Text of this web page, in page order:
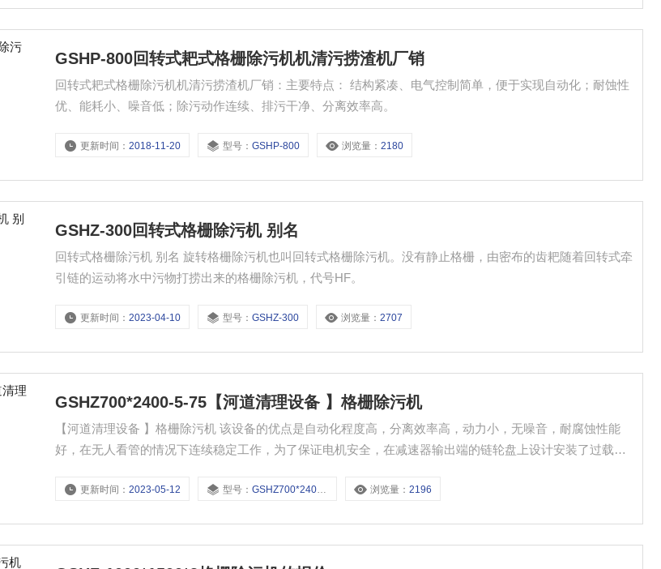
GSHP-800回转式耙式格栅除污机机清污捞渣机厂销
回转式耙式格栅除污机机清污捞渣机厂销：主要特点： 结构紧凑、电气控制简单，便于实现自动化；耐蚀性
优、能耗小、噪音低；除污动作连续、排污干净、分离效率高。
更新时间：2018-11-20 型号：GSHP-800 浏览量：2180
GSHZ-300回转式格栅除污机 别名
回转式格栅除污机 别名 旋转格栅除污机也叫回转式格栅除污机。没有静止格栅，由密布的齿耙随着回转式牵
引链的运动将水中污物打捞出来的格栅除污机，代号HF。
更新时间：2023-04-10 型号：GSHZ-300 浏览量：2707
GSHZ700*2400-5-75【河道清理设备 】格栅除污机
【河道清理设备 】格栅除污机 该设备的优点是自动化程度高，分离效率高，动力小，无噪音，耐腐蚀性能
好，在无人看管的情况下连续稳定工作，为了保证电机安全，在减速器输出端的链轮盘上设计安装了过载安
会发生堵塞现象，所以日常维修工作量很小。
更新时间：2023-05-12 型号：GSHZ700*2400-5-75 浏览量：2196